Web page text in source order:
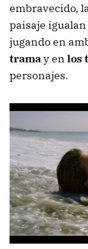
embravecido,
paisaje igualan
jugando en
tramay en los
personajes.